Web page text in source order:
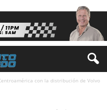
con la distribución de Volvo